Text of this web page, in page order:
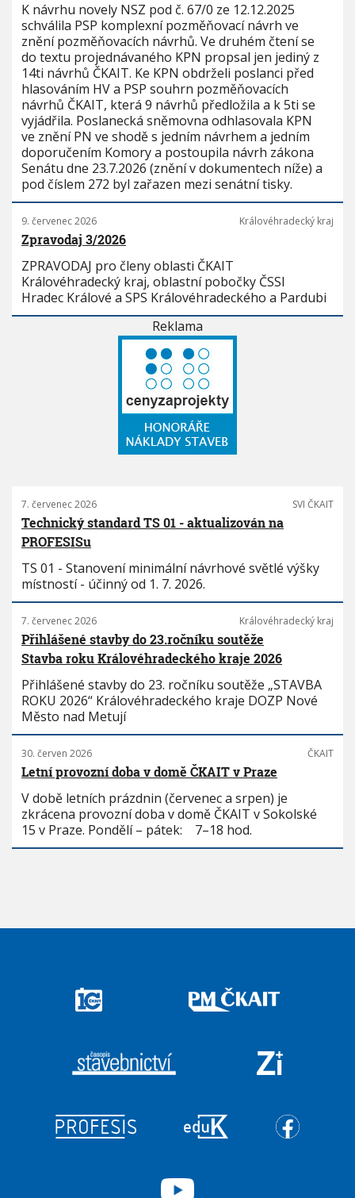
K návrhu novely NSZ pod č. 67/0 ze 12.12.2025
schválila PSP komplexní pozměňovací návrh ve
znění pozměňovacích návrhů. Ve druhém čtení se
do textu projednávaného KPN propsal jen jediný z
14ti návrhů ČKAIT. Ke KPN obdrželi poslanci před
hlasováním HV a PSP souhrn pozměňovacích
návrhů ČKAIT, která 9 návrhů předložila a k 5ti se
vyjádřila. Poslanecká sněmovna odhlasovala KPN
ve znění PN ve shodě s jedním návrhem a jedním
doporučením Komory a postoupila návrh zákona
Senátu dne 23.7.2026 (znění v dokumentech níže) a
pod číslem 272 byl zařazen mezi senátní tisky.
9. červenec 2026 Královéhradecký kraj
Zpravodaj 3/2026
ZPRAVODAJ pro členy oblasti ČKAIT
Královéhradecký kraj, oblastní pobočky ČSSI
Hradec Králové a SPS Královéhradeckého a Pardubi
Reklama
7. červenec 2026 SVI ČKAIT
Technický standard TS 01 - aktualizován na
PROFESISu
TS 01 - Stanovení minimální návrhové světlé výšky
místností - účinný od 1. 7. 2026.
7. červenec 2026 Královéhradecký kraj
Přihlášené stavby do 23.ročníku soutěže
Stavba roku Královéhradeckého kraje 2026
Přihlášené stavby do 23. ročníku soutěže „STAVBA
ROKU 2026“ Královéhradeckého kraje DOZP Nové
Město nad Metují
30. červen 2026 ČKAIT
Letní provozní doba v domě ČKAIT v Praze
V době letních prázdnin (červenec a srpen) je
zkrácena provozní doba v domě ČKAIT v Sokolské
15 v Praze. Pondělí – pátek: 7–18 hod.